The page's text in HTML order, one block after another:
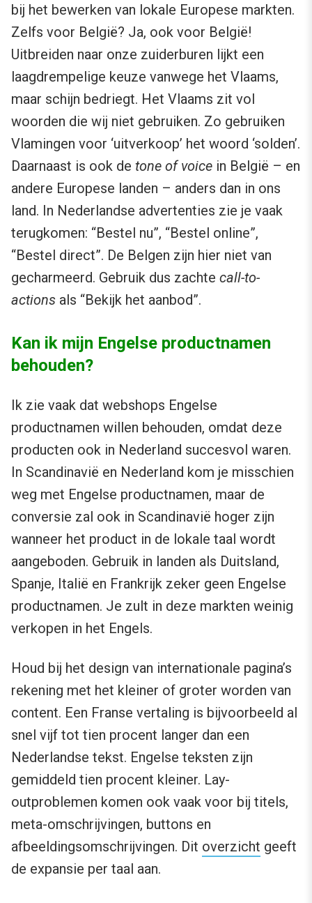
bij het bewerken van lokale Europese markten.
Zelfs voor België? Ja, ook voor België!
Uitbreiden naar onze zuiderburen lijkt een
laagdrempelige keuze vanwege het Vlaams,
maar schijn bedriegt. Het Vlaams zit vol
woorden die wij niet gebruiken. Zo gebruiken
Vlamingen voor ‘uitverkoop’ het woord ‘solden’.
Daarnaast is ook de tone of voice in België – en
andere Europese landen – anders dan in ons
land. In Nederlandse advertenties zie je vaak
terugkomen: “Bestel nu”, “Bestel online”,
“Bestel direct”. De Belgen zijn hier niet van
gecharmeerd. Gebruik dus zachte call-to-
actions als “Bekijk het aanbod”.
Kan ik mijn Engelse productnamen
behouden?
Ik zie vaak dat webshops Engelse
productnamen willen behouden, omdat deze
producten ook in Nederland succesvol waren.
In Scandinavië en Nederland kom je misschien
weg met Engelse productnamen, maar de
conversie zal ook in Scandinavië hoger zijn
wanneer het product in de lokale taal wordt
aangeboden. Gebruik in landen als Duitsland,
Spanje, Italië en Frankrijk zeker geen Engelse
productnamen. Je zult in deze markten weinig
verkopen in het Engels.
Houd bij het design van internationale pagina’s
rekening met het kleiner of groter worden van
content. Een Franse vertaling is bijvoorbeeld al
snel vijf tot tien procent langer dan een
Nederlandse tekst. Engelse teksten zijn
gemiddeld tien procent kleiner. Lay-
outproblemen komen ook vaak voor bij titels,
meta-omschrijvingen, buttons en
afbeeldingsomschrijvingen. Dit overzicht geeft
de expansie per taal aan.